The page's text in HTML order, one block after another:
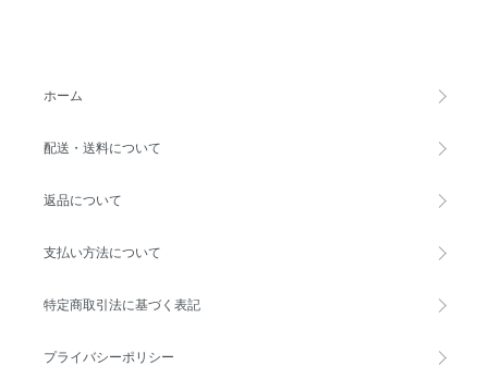
ホーム
配送・送料について
返品について
支払い方法について
特定商取引法に基づく表記
プライバシーポリシー